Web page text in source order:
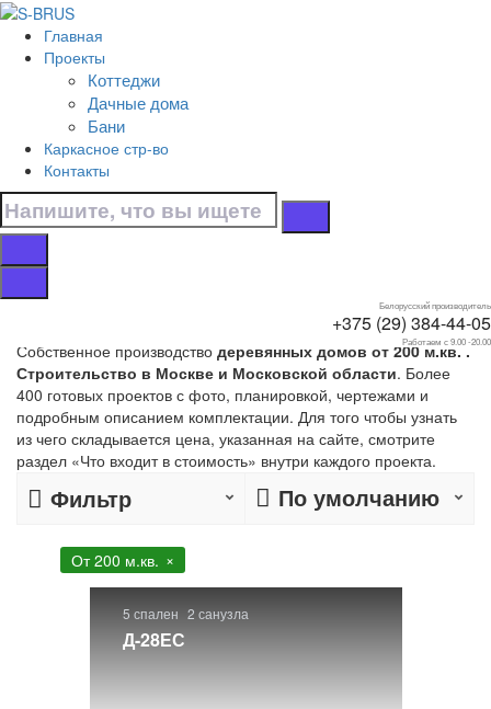
Перейти к контенту
Главная
Проекты
Коттеджи
Дачные дома
Бани
Каркасное стр-во
Контакты
Белорусский производитель
+375 (29) 384-44-05
Работаем с 9.00 -20.00
Главная
От 200 м.кв.
Страница 6. Дома от
200 м.кв.
Собственное производство деревянных домов от 200 м.кв. .
Строительство в Москве и Московской области. Более
400 готовых проектов с фото, планировкой, чертежами и
подробным описанием комплектации. Для того чтобы узнать
из чего складывается цена, указанная на сайте, смотрите
раздел «Что входит в стоимость» внутри каждого проекта.
Фильтр По умолчанию
От 200 м.кв.
5 спален 2 санузла
Д-28ЕС